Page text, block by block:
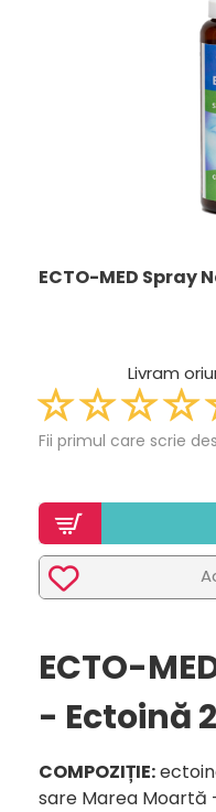
ECTO-MED Spray
Livram
Fii primul care scrie
ECTO-
- Ectoină
COMPOZIȚIE:
sare Marea Moartă